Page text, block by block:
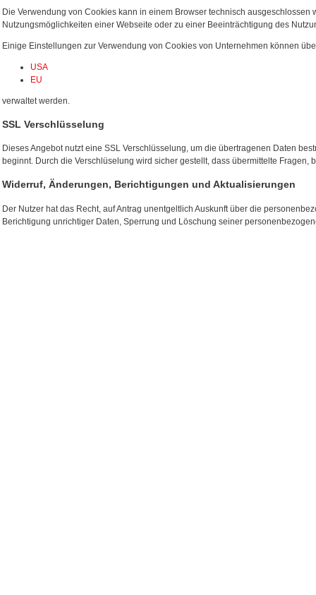
Die Verwendung von Cookies kann in einem Browser technisch
Nutzungsmöglichkeiten einer Webseite oder zu einer Beeinträchtigung des
Einige Einstellungen zur Verwendung von Cookies von Unternehmen können
USA
EU
verwaltet werden.
SSL Verschlüsselung
Dieses Angebot nutzt eine SSL Verschlüsselung, um die übertragenen Daten
beginnt. Durch die Verschlüselung wird sicher gestellt, dass übermittelte
Widerruf, Änderungen, Berichtigungen und Aktualisierungen
Der Nutzer hat das Recht, auf Antrag unentgeltlich Auskunft über die
Berichtigung unrichtiger Daten, Sperrung und Löschung seiner